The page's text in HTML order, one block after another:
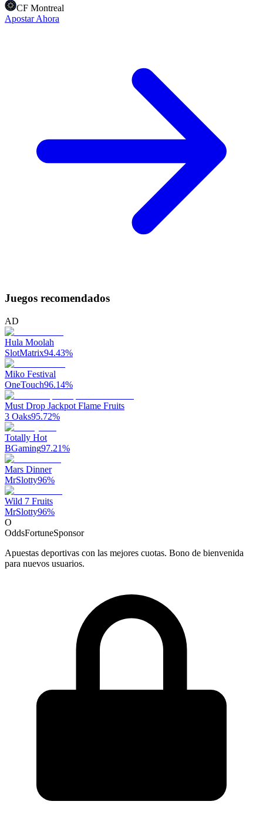
CF Montreal
Apostar Ahora
Juegos recomendados
AD
Hula Moolah
SlotMatrix94.43%
Miko Festival
OneTouch96.14%
Must Drop Jackpot Flame Fruits
3 Oaks95.72%
Totally Hot
BGaming97.21%
Mars Dinner
MrSlotty96%
Wild 7 Fruits
MrSlotty96%
O
OddsFortuneSponsor
Apuestas deportivas con las mejores cuotas. Bono de bienvenida
para nuevos usuarios.